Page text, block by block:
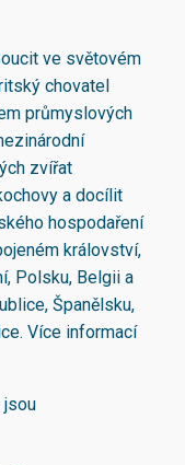
ve světovém
chovatel
průmyslových
zvířat
a docílit
hospodaření
království,
Polsku, Belgii a
Španělsku,
Více informací
jsou